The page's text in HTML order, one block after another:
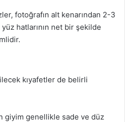
fotoğrafın alt kenarından 2-3
yüz hatlarının net bir şekilde
kıyafetler de belirli
genellikle sade ve düz